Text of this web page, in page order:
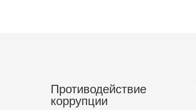
Противодействие
коррупции